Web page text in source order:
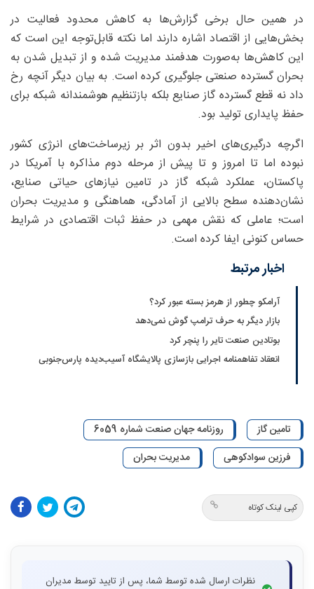
در همین حال برخی گزارش‌ها به کاهش محدود فعالیت در
بخش‌هایی از اقتصاد اشاره دارند اما نکته قابل‌توجه این است که
این کاهش‌ها به‌صورت هدفمند مدیریت شده و از تبدیل شدن به
بحران گسترده صنعتی جلوگیری کرده است. به بیان دیگر آنچه رخ
داد نه قطع گسترده گاز صنایع بلکه بازتنظیم هوشمندانه شبکه برای
حفظ پایداری تولید بود.
اگرچه درگیری‌های اخیر بدون اثر بر زیرساخت‌های انرژی کشور
نبوده اما تا امروز و تا پیش از مرحله دوم مذاکره با آمریکا در
پاکستان، عملکرد شبکه گاز در تامین نیازهای حیاتی صنایع،
نشان‌دهنده سطح بالایی از آمادگی، هماهنگی و مدیریت بحران
است؛ عاملی که نقش مهمی در حفظ ثبات اقتصادی در شرایط
حساس کنونی ایفا کرده است.
اخبار مرتبط
آرامکو چطور از هرمز بسته عبور کرد؟
بازار دیگر به حرف ترامپ گوش نمی‌دهد
بوتادین صنعت تایر را پنچر کرد
انعقاد تفاهمنامه اجرایی بازسازی پالایشگاه آسیب‌دیده پارس‌جنوبی
تامین گاز
روزنامه جهان صنعت شماره 6059
فرزین سوادکوهی
مدیریت بحران
کپی لینک کوتاه
نظرات ارسال شده توسط شما، پس از تایید توسط مدیران